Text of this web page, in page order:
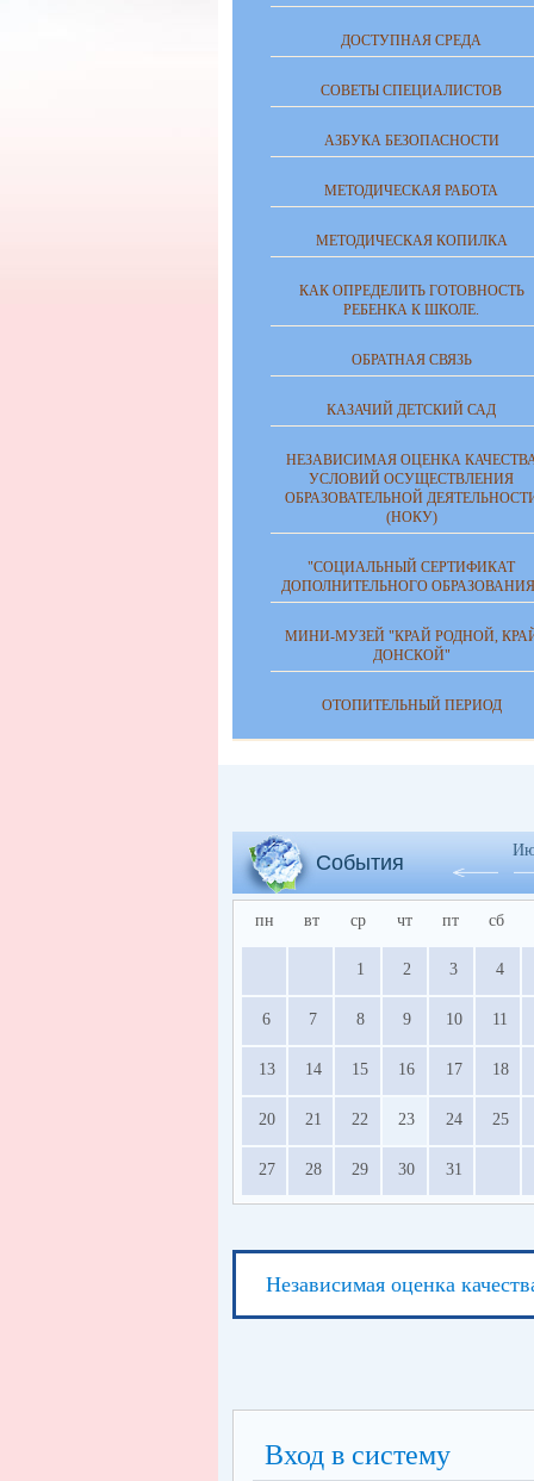
ДОСТУПНАЯ СРЕДА
СОВЕТЫ СПЕЦИАЛИСТОВ
АЗБУКА БЕЗОПАСНОСТИ
МЕТОДИЧЕСКАЯ РАБОТА
МЕТОДИЧЕСКАЯ КОПИЛКА
КАК ОПРЕДЕЛИТЬ ГОТОВНОСТЬ
РЕБЕНКА К ШКОЛЕ.
ОБРАТНАЯ СВЯЗЬ
КАЗАЧИЙ ДЕТСКИЙ САД
НЕЗАВИСИМАЯ ОЦЕНКА
УСЛОВИЙ ОСУЩЕСТВЛЕНИЯ
ОБРАЗОВАТЕЛЬНОЙ
(НОКУ)
"СОЦИАЛЬНЫЙ СЕРТИФИКАТ
ДОПОЛНИТЕЛЬНОГО
МИНИ-МУЗЕЙ "КРАЙ РОДНОЙ,
ДОНСКОЙ"
ОТОПИТЕЛЬНЫЙ ПЕРИОД
События
пн вт ср чт пт сб
1 2 3 4
6 7 8 9 10 11
13 14 15 16 17 18
20 21 22 23 24 25
27 28 29 30 31
Независимая оценка
Вход в систему